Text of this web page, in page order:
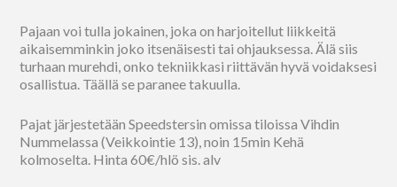
Pajaan voi tulla jokainen, joka on harjoitellut liikkeitä
aikaisemminkin joko itsenäisesti tai ohjauksessa. Älä siis
turhaan murehdi, onko tekniikkasi riittävän hyvä voidaksesi
osallistua. Täällä se paranee takuulla.
Pajat järjestetään Speedstersin omissa tiloissa Vihdin
Nummelassa (Veikkointie 13), noin 15min Kehä
kolmoselta. Hinta 60€/hlö sis. alv